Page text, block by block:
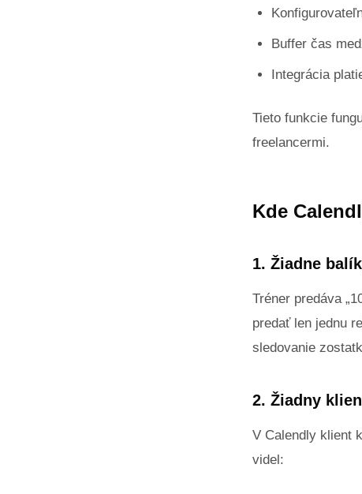
Buffer čas
Integrácia
Tieto funkcie
freelancermi.
Kde
1. Žiadne
Tréner predáva
predať len jednu
sledovanie
2. Žiadny
V Calendly klient
videl: